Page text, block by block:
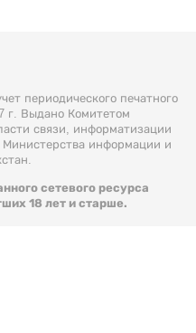
периодического печатного
г. Выдано Комитетом
связи, информатизации
информации и
сетевого ресурса
18 лет и старше.